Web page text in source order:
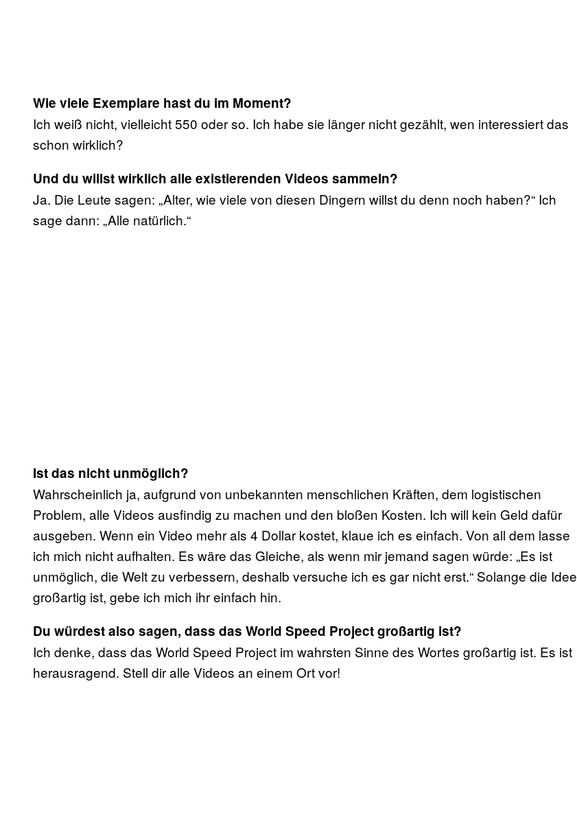
Wie viele Exemplare hast du im Moment?
Ich weiß nicht, vielleicht 550 oder so. Ich habe sie länger nicht gezählt, wen interessiert das
schon wirklich?
Und du willst wirklich alle existierenden Videos sammeln?
Ja. Die Leute sagen: „Alter, wie viele von diesen Dingern willst du denn noch haben?“ Ich
sage dann: „Alle natürlich.“
Ist das nicht unmöglich?
Wahrscheinlich ja, aufgrund von unbekannten menschlichen Kräften, dem logistischen
Problem, alle Videos ausfindig zu machen und den bloßen Kosten. Ich will kein Geld dafür
ausgeben. Wenn ein Video mehr als 4 Dollar kostet, klaue ich es einfach. Von all dem lasse
ich mich nicht aufhalten. Es wäre das Gleiche, als wenn mir jemand sagen würde: „Es ist
unmöglich, die Welt zu verbessern, deshalb versuche ich es gar nicht erst.“ Solange die Idee
großartig ist, gebe ich mich ihr einfach hin.
Du würdest also sagen, dass das World Speed Project großartig ist?
Ich denke, dass das World Speed Project im wahrsten Sinne des Wortes großartig ist. Es ist
herausragend. Stell dir alle Videos an einem Ort vor!